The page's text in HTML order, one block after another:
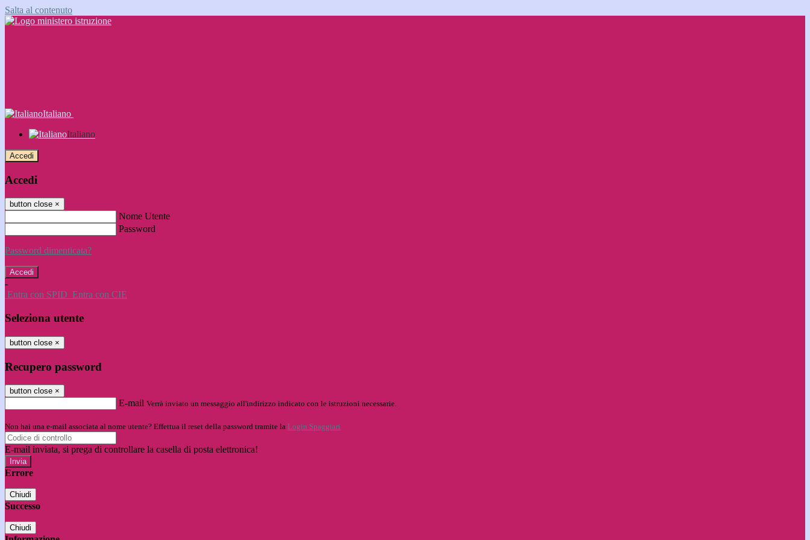
Salta al contenuto
Italiano
Italiano
Accedi
Accedi
button close ×
Nome Utente
Password
Password dimenticata?
-
Entra con SPID Entra con CIE
Seleziona utente
button close ×
Recupero password
button close ×
E-mail Verrà inviato un messaggio all'indirizzo indicato con le istruzioni necessarie.
Non hai una e-mail associata al nome utente? Effettua il reset della password tramite la Login Spaggiari
E-mail inviata, si prega di controllare la casella di posta elettronica!
Errore
Chiudi
Successo
Chiudi